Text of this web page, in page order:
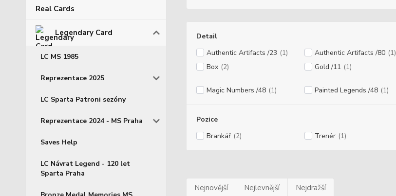
Real Cards
Legendary Card
LC MS 1985
Reprezentace 2025
LC Sparta Patroni sezóny
Reprezentace 2024 - MS Praha
Saves Help
LC Návrat Legend - 120 let
Sparta Praha
Detail
Authentic Artifacts /23 (1) Authentic Artifacts /80 (1)
Box (2) Gold /11 (1)
Magic Numbers /48 (1) Painted Legends /48 (1)
Pozice
Brankář (2) Trenér (1)
Nejnovější Nejlevnější Nejdražší